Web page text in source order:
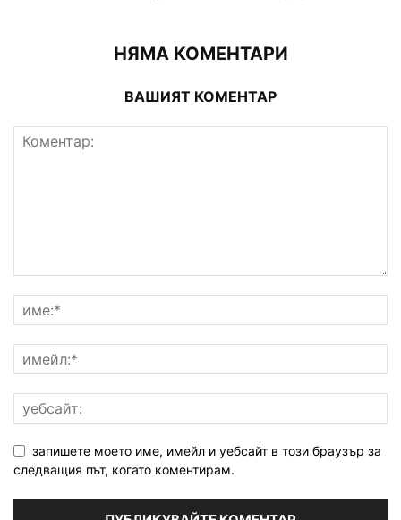
НЯМА КОМЕНТАРИ
ВАШИЯТ КОМЕНТАР
запишете моето име, имейл и уебсайт в този браузър за
следващия път, когато коментирам.